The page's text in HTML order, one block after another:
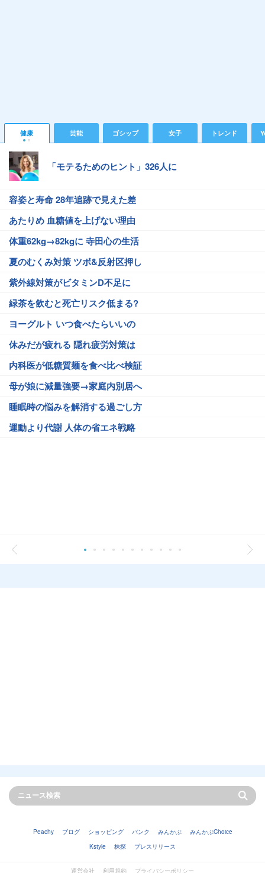
健康 芸能 ゴシップ 女子 トレンド
「モテるためのヒント」326人に
容姿と寿命 28年追跡で見えた差
あたりめ 血糖値を上げない理由
体重62kg→82kgに 寺田心の生活
夏のむくみ対策 ツボ&反射区押し
紫外線対策がビタミンD不足に
緑茶を飲むと死亡リスク低まる?
ヨーグルト いつ食べたらいいの
休みだが疲れる 隠れ疲労対策は
内科医が低糖質麺を食べ比べ検証
母が娘に減量強要→家庭内別居へ
睡眠時の悩みを解消する過ごし方
運動より代謝 人体の省エネ戦略
Peachy ブログ ショッピング バンク みんかぶ
みんかぶChoice
Kstyle
株探 プレスリリース
運営会社 利用規約 プライバシーポリシー